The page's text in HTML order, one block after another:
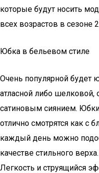
которые будут носить
всех возрастов в сезоне
Юбка в бельевом стиле
Очень популярной будет
атласной либо
сатиновым сиянием.
отлично смотрятся как с
каждый день можно
качестве стильного верха.
Легкость и струящийся